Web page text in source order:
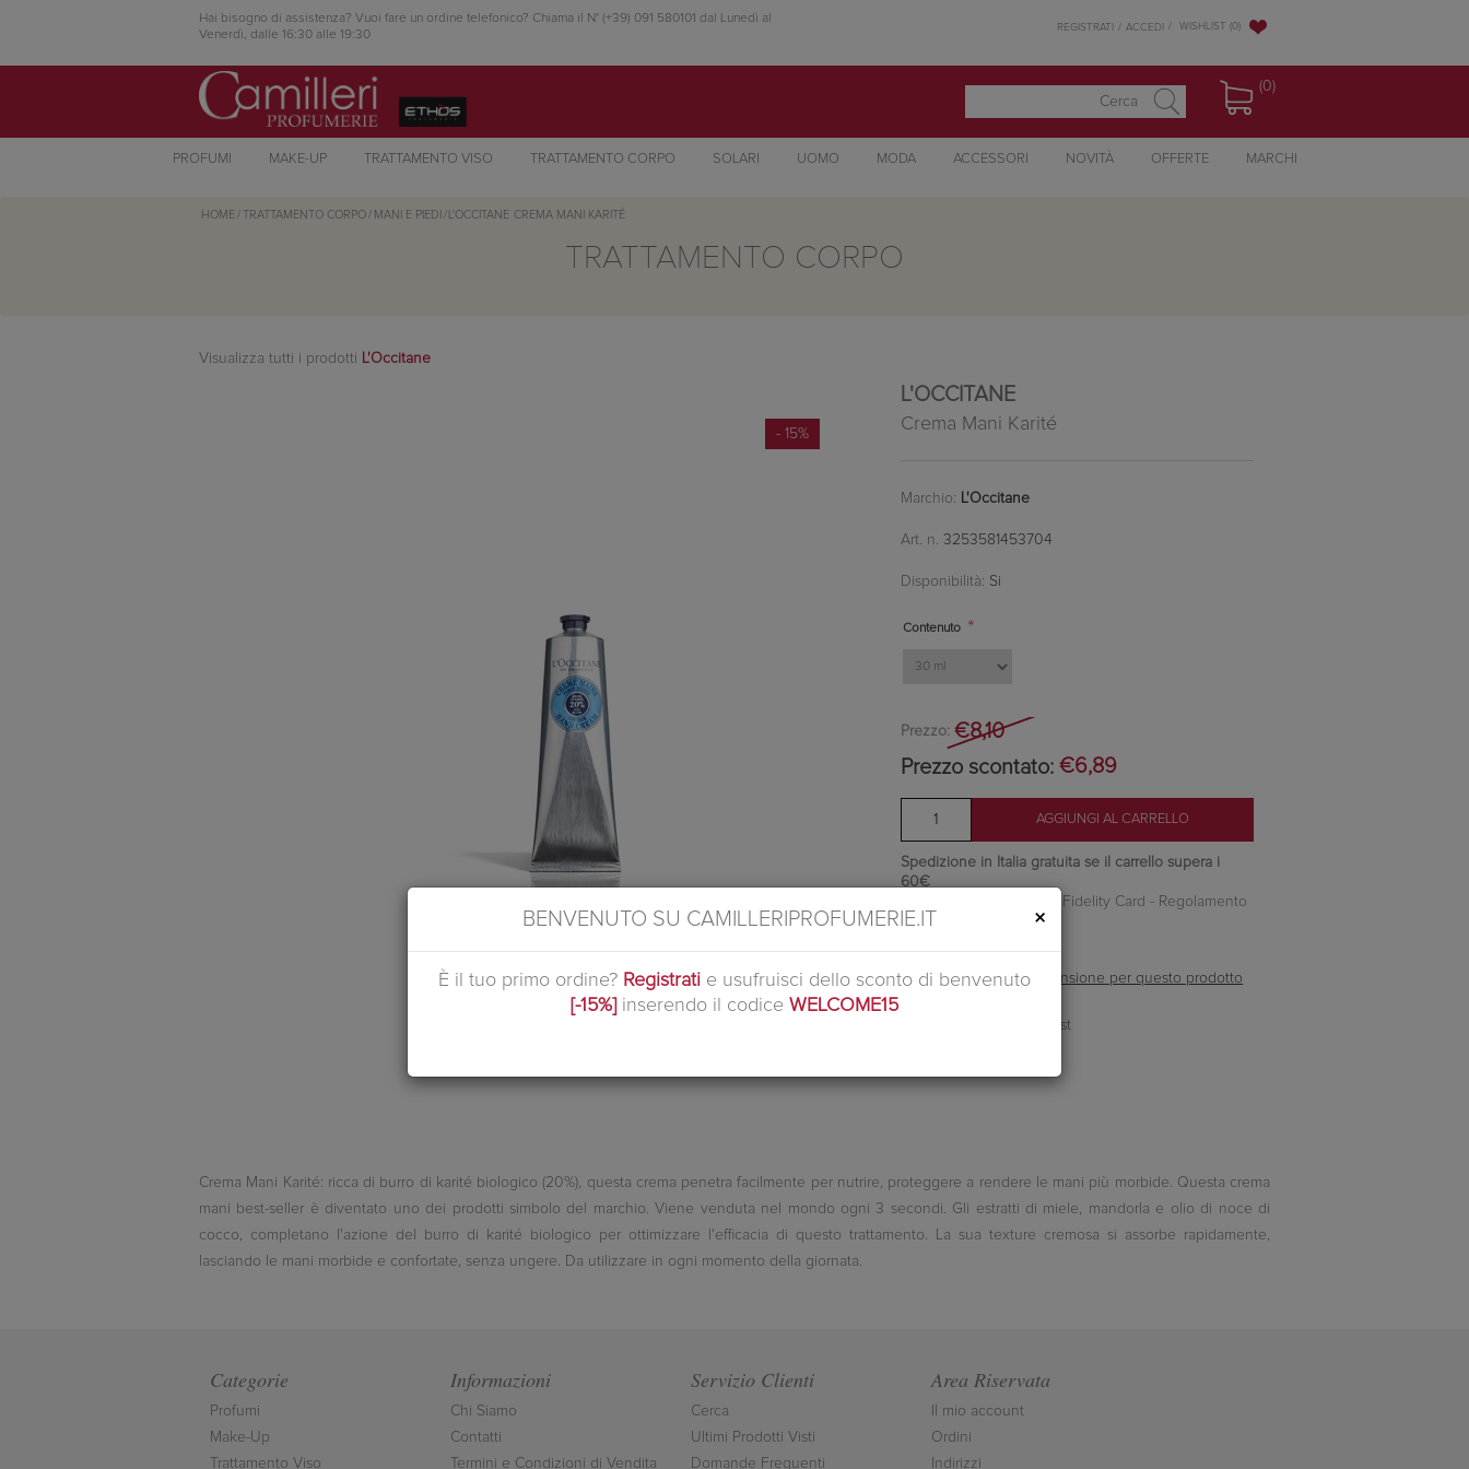
Hai bisogno di assistenza? Vuoi fare un ordine telefonico? Chiama il N° (+39) 091 580101 dal Lunedì al
Venerdì, dalle 16:30 alle 19:30
REGISTRATI ACCEDI WISHLIST (0)
(0)
PROFUMI MAKE-UP TRATTAMENTO VISO TRATTAMENTO CORPO SOLARI UOMO MODA ACCESSORI NOVITÀ OFFERTE MARCHI
HOME / TRATTAMENTO CORPO / MANI E PIEDI / L'OCCITANE CREMA MANI KARITÉ
TRATTAMENTO CORPO
Visualizza tutti i prodotti L'Occitane
- 15%
L'OCCITANE
Crema Mani Karité
Marchio: L'Occitane
Art. n. 3253581453704
Disponibilità: Si
Contenuto *
Prezzo: €8,10
Prezzo scontato: €6,89
Spedizione in Italia gratuita se il carrello supera i
60€
Ottieni 0 punti Camilleri Fidelity Card - Regolamento
Si tratta della prima recensione per questo prodotto
Crema Mani Karité: ricca di burro di karité biologico (20%), questa crema penetra facilmente per nutrire, proteggere a rendere le mani più morbide. Questa crema
mani best-seller è diventato uno dei prodotti simbolo del marchio. Viene venduta nel mondo ogni 3 secondi. Gli estratti di miele, mandorla e olio di noce di
cocco, completano l'azione del burro di karité biologico per ottimizzare l'efficacia di questo trattamento. La sua texture cremosa si assorbe rapidamente,
lasciando le mani morbide e confortate, senza ungere. Da utilizzare in ogni momento della giornata.
Categorie
Profumi
Make-Up
Trattamento Viso
Informazioni
Chi Siamo
Contatti
Termini e Condizioni di Vendita
Servizio Clienti
Cerca
Ultimi Prodotti Visti
Domande Frequenti
Area Riservata
Il mio account
Ordini
Indirizzi
BENVENUTO SU CAMILLERIPROFUMERIE.IT ×
È il tuo primo ordine? Registrati e usufruisci dello sconto di benvenuto
[-15%] inserendo il codice WELCOME15